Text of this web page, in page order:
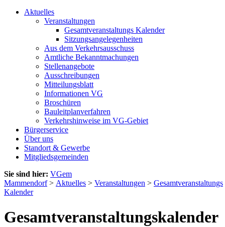
Aktuelles
Veranstaltungen
Gesamtveranstaltungs Kalender
Sitzungsangelegenheiten
Aus dem Verkehrsausschuss
Amtliche Bekanntmachungen
Stellenangebote
Ausschreibungen
Mitteilungsblatt
Informationen VG
Broschüren
Bauleitplanverfahren
Verkehrshinweise im VG-Gebiet
Bürgerservice
Über uns
Standort & Gewerbe
Mitgliedsgemeinden
Sie sind hier: VGem
Mammendorf> Aktuelles > Veranstaltungen > Gesamtveranstaltungs
Kalender
Gesamtveranstaltungskalender